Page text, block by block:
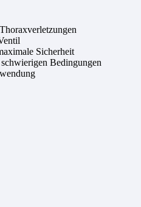
Sicherheit
Bedingungen